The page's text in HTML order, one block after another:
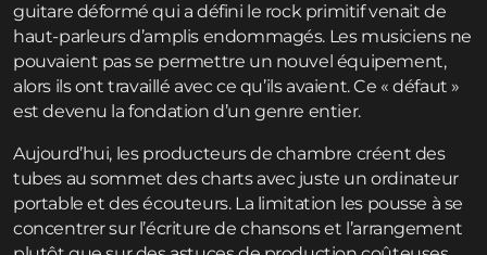
guitare déformé qui a défini le rock primitif venait de
haut-parleurs d’amplis endommagés. Les musiciens ne
pouvaient pas se permettre un nouvel équipement,
alors ils ont travaillé avec ce qu’ils avaient. Ce « défaut »
est devenu la fondation d’un genre entier.
Aujourd’hui, les producteurs de chambre créent des
tubes au sommet des charts avec juste un ordinateur
portable et des écouteurs. La limitation les pousse à se
concentrer sur l’écriture de chansons et l’arrangement